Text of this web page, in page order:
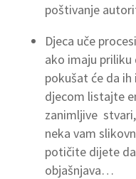
poštivanje
Djeca uče
ako imaju
pokušat će da
djecom listajte
zanimljive
neka vam
potičite dijete
objašnjava…